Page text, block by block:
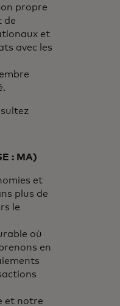
propre
de
et
avec les
dans un nouvel onglet
: MA)
et
plus de
le
où
en
et notre